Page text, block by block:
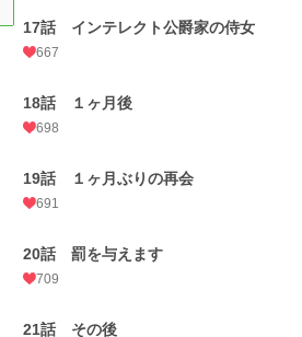
17話 インテレクト公爵家の侍女
667
18話 １ヶ月後
698
19話 １ヶ月ぶりの再会
691
20話 罰を与えます
709
21話 その後